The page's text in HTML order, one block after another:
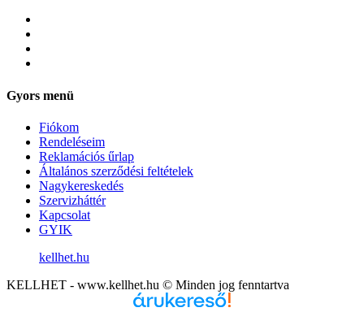
Gyors menü
Fiókom
Rendeléseim
Reklamációs űrlap
Általános szerződési feltételek
Nagykereskedés
Szervizháttér
Kapcsolat
GYIK
kellhet.hu
KELLHET - www.kellhet.hu © Minden jog fenntartva